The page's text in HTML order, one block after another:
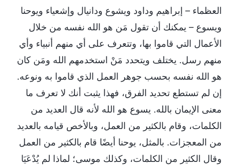
العظماء – إبراهيم وداود ويشوع ودانيال وإشعياء ويوحنا
ويسوع – يمكنك أن تقول مَن هو الله نفسه من خلال
الأعمال التي قاموا بها، وتتعرف على أي منهم أنبياء وأي
منهم رسل. يختلف ويتحدد مَنْ استخدمهم الله ومَن كان
هو الله نفسه بحسب جوهر العمل الذي قاموا به ونوعه.
إن لم تستطع تحديد الفرق، فهذا يثبت أنك لا تعرف ما
معنى الإيمان بالله. يسوع هو الله لأنه قال العديد من
الكلمات، وقام بالكثير من العمل، وبالأخص قيامه بالعديد
من المعجزات. بالمثل، يوحنا أيضًا قام بالكثير من العمل
وقال الكثير من الكلمات، وكذلك موسى؛ لماذا لم يُدْعَيَا